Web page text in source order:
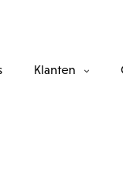
Klanten